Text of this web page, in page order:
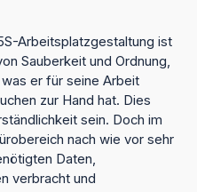
Arbeitsplatzgestaltung ist
Sauberkeit und Ordnung,
er für seine Arbeit
zur Hand hat. Dies
sein. Doch im
nach wie vor sehr
Daten,
verbracht und